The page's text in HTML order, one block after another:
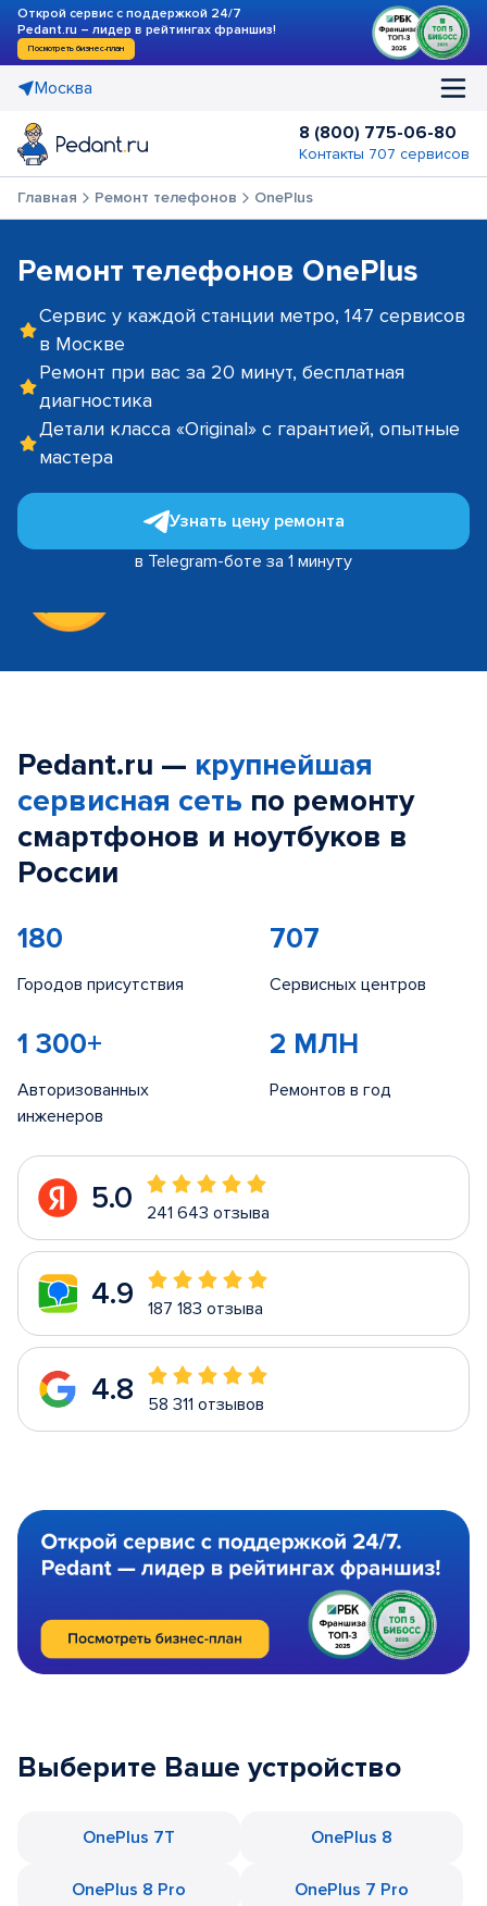
Открой сервис с поддержкой 24/7
Pedant.ru – лидер в рейтингах франшиз!
Посмотреть бизнес-план
Москва
8 (800) 775-06-80
Контакты 707 сервисов
Главная Ремонт телефонов OnePlus
Ремонт телефонов OnePlus
Сервис у каждой станции метро, 147 сервисов
в Москве
Ремонт при вас за 20 минут, бесплатная
диагностика
Детали класса «Original» с гарантией, опытные
мастера
Узнать цену ремонта
в Telegram-боте за 1 минуту
Pedant.ru — крупнейшая
сервисная сеть по ремонту
смартфонов и ноутбуков в
России
180
Городов присутствия
707
Сервисных центров
1 300+
Авторизованных
инженеров
2 МЛН
Ремонтов в год
5.0 241 643 отзыва
4.9 187 183 отзыва
4.8 58 311 отзывов
Выберите Ваше устройство
OnePlus 7T OnePlus 8
OnePlus 8 Pro OnePlus 7 Pro